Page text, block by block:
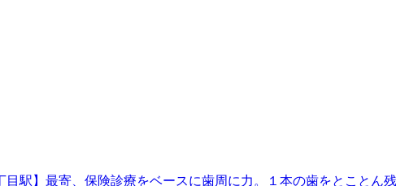
目駅】最寄、保険診療をベースに歯周に力。１本の歯をとこと